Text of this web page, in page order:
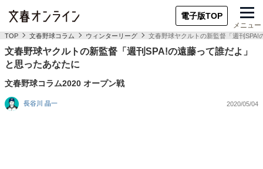
電子版TOP
メニュー
TOP 文春野球コラム ウィンターリーグ 文春野球ヤクルトの新監督「週刊
文春野球ヤクルトの新監督「週刊SPA!の遠藤って誰だよ」
と思ったあなたに
文春野球コラム2020 オープン戦
長谷川 晶一 2020/05/04